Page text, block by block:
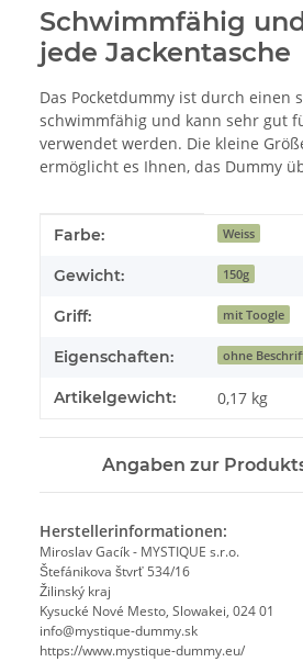
Schwimmfähig
jede Jackentasche
Das Pocketdummy ist durch einen
schwimmfähig und kann sehr gut
verwendet werden. Die kleine
ermöglicht es Ihnen, das Dummy
Produkteigenschaft
Wert
Farbe: Weiss
Gewicht: 150g
Griff: mit Toogle
Eigenschaften: ohne
Artikelgewicht: 0,17 kg
Angaben zur
Herstellerinformationen:
Miroslav Gacík - MYSTIQUE s.r.o.
Štefánikova štvrť 534/16
Žilinský kraj
Kysucké Nové Mesto, Slowakei, 024 01
info@mystique-dummy.sk
https://www.mystique-dummy.eu/